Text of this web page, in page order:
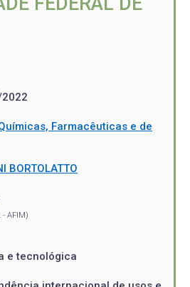
Farmacêuticas e de
BORTOLATTO
- AFIM)
e tecnológica